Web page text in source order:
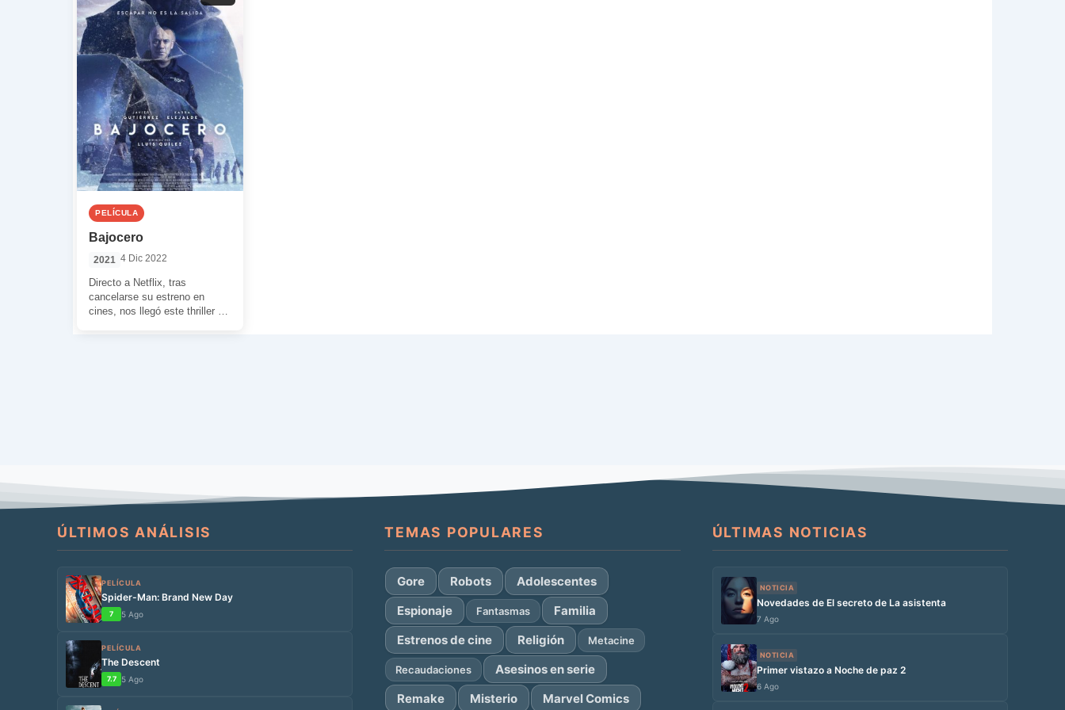
PELÍCULA
Bajocero
2021 4 Dic 2022
Directo a Netflix, tras
cancelarse su estreno en
cines, nos llegó este thriller de
ÚLTIMOS ANÁLISIS
PELÍCULA
Spider-Man: Brand New Day
7 5 Ago
PELÍCULA
The Descent
7.7 5 Ago
TEMAS POPULARES
Gore Robots
Adolescentes
Espionaje
Fantasmas
Familia
Estrenos de cine
Religión Metacine
Recaudaciones
Asesinos en serie
Remake
Misterio Marvel Comics
ÚLTIMAS NOTICIAS
NOTICIA
Novedades de El secreto de La asistenta
7 Ago
NOTICIA
Primer vistazo a Noche de paz 2
6 Ago